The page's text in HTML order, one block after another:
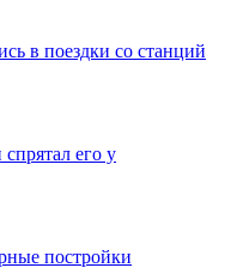
в поездки со станций
его у
постройки